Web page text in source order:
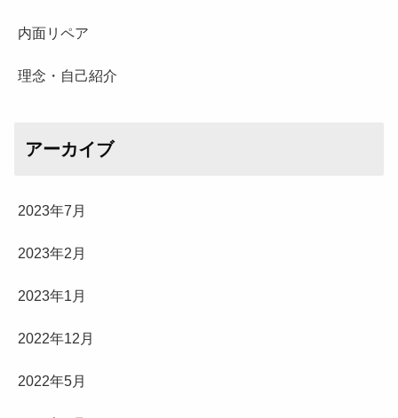
内面リペア
理念・自己紹介
アーカイブ
2023年7月
2023年2月
2023年1月
2022年12月
2022年5月